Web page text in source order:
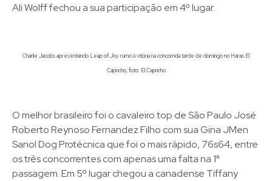
Ali Wolff fechou a sua participação em 4º lugar.
Charlie Jacobs apresentando Leap of Joy rumo à vitória na concorrida tarde de domingo no Haras El
Capricho; foto: El Capricho
O melhor brasileiro foi o cavaleiro top de São Paulo José
Roberto Reynoso Fernandez Filho com sua Gina JMen
Sanol Dog Protécnica que foi o mais rápido, 76s64, entre
os três concorrentes com apenas uma falta na 1ª
passagem. Em 5º lugar chegou a canadense Tiffany